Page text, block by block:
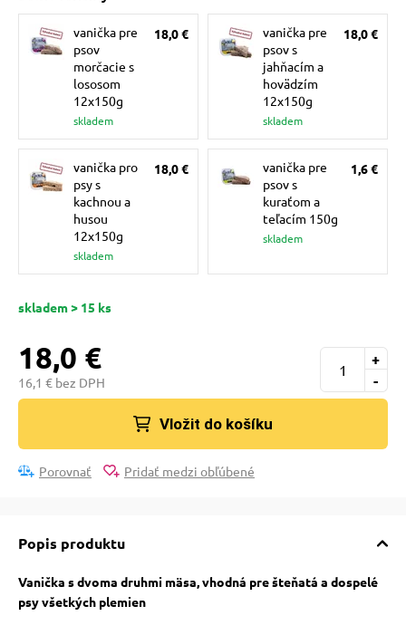
mačky
poukazy
vanička pre
psov
morčacie s
lososom
12x150g
skladem
18,0 €
vanička pre
psov s
jahňacím a
hovädzím
12x150g
skladem
18,0 €
vanička pro
psy s
kachnou a
husou
12x150g
skladem
18,0 €
vanička pre
psov s
kuraťom a
teľacím 150g
skladem
1,6 €
skladem > 15 ks
18,0 €
16,1 € bez DPH -
+
Vložit do košíku
Porovnať Pridať medzi obľúbené
Popis produktu
Vanička s dvoma druhmi mäsa, vhodná pre šteňatá a dospelé
psy všetkých plemien